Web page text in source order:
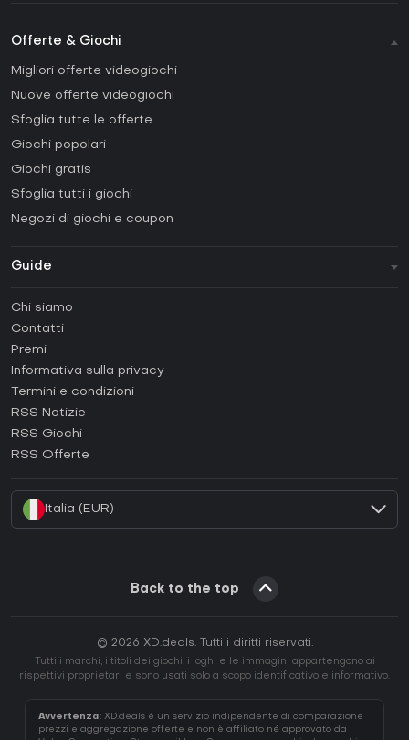
Offerte & Giochi
Migliori offerte videogiochi
Nuove offerte videogiochi
Sfoglia tutte le offerte
Giochi popolari
Giochi gratis
Sfoglia tutti i giochi
Negozi di giochi e coupon
Guide
Come attivare una Steam CD Key?
Come attivare una Epic Games CD Key?
Come attivare una GOG CD Key?
Come attivare una Ubisoft Connect CD Key?
Chi siamo
Contatti
Premi
Informativa sulla privacy
Termini e condizioni
RSS Notizie
RSS Giochi
RSS Offerte
Italia (EUR)
Back to the top
© 2026 XD.deals. Tutti i diritti riservati.
Tutti i marchi, i titoli dei giochi, i loghi e le immagini appartengono ai
rispettivi proprietari e sono usati solo a scopo identificativo e informativo.
Avvertenza: XD.deals è un servizio indipendente di comparazione
prezzi e aggregazione offerte e non è affiliato né approvato da